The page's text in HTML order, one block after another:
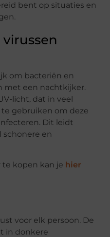
bent op situaties en
om bacteriën en
met een nachtkijker.
licht, dat in veel
te gebruiken om deze
Dit leidt
en
kopen kan je hier
voor elk persoon. De
in donkere